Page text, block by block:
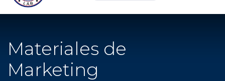
Materiales de
Marketing